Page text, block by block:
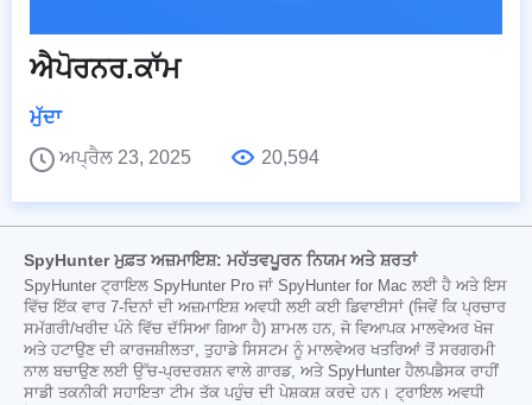
ਐਪੋਰਨਰ.ਕਾੱਮ
ਮੁੱਦਾ
ਅਪ੍ਰੈਲ 23, 2025
20,594
SpyHunter ਮੁਫ਼ਤ ਅਜ਼ਮਾਇਸ਼: ਮਹੱਤਵਪੂਰਨ ਨਿਯਮ ਅਤੇ ਸ਼ਰਤਾਂ
SpyHunter ਟ੍ਰਾਇਲ SpyHunter Pro ਜਾਂ SpyHunter for Mac ਲਈ ਹੈ ਅਤੇ ਇਸ
ਵਿੱਚ ਇੱਕ ਵਾਰ 7-ਦਿਨਾਂ ਦੀ ਅਜ਼ਮਾਇਸ਼ ਅਵਧੀ ਲਈ ਕਈ ਡਿਵਾਈਸਾਂ (ਜਿਵੇਂ ਕਿ ਪ੍ਰਚਾਰ
ਸਮੱਗਰੀ/ਖਰੀਦ ਪੰਨੇ ਵਿੱਚ ਦੱਸਿਆ ਗਿਆ ਹੈ) ਸ਼ਾਮਲ ਹਨ, ਜੋ ਵਿਆਪਕ ਮਾਲਵੇਅਰ ਖੋਜ
ਅਤੇ ਹਟਾਉਣ ਦੀ ਕਾਰਜਸ਼ੀਲਤਾ, ਤੁਹਾਡੇ ਸਿਸਟਮ ਨੂੰ ਮਾਲਵੇਅਰ ਖਤਰਿਆਂ ਤੋਂ ਸਰਗਰਮੀ
ਨਾਲ ਬਚਾਉਣ ਲਈ ਉੱਚ-ਪ੍ਰਦਰਸ਼ਨ ਵਾਲੇ ਗਾਰਡ, ਅਤੇ SpyHunter ਹੈਲਪਡੈਸਕ ਰਾਹੀਂ
ਸਾਡੀ ਤਕਨੀਕੀ ਸਹਾਇਤਾ ਟੀਮ ਤੱਕ ਪਹੁੰਚ ਦੀ ਪੇਸ਼ਕਸ਼ ਕਰਦੇ ਹਨ। ਟ੍ਰਾਇਲ ਅਵਧੀ